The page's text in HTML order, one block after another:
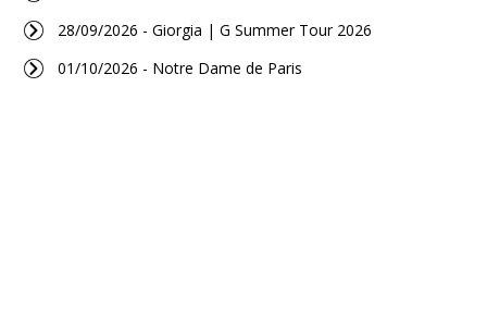
28/09/2026 - Giorgia | G Summer Tour 2026
01/10/2026 - Notre Dame de Paris